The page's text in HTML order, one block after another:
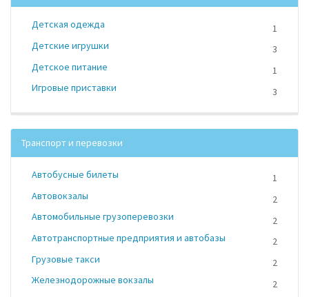
Детская одежда
1
Детские игрушки
3
Детское питание
1
Игровые приставки
3
Транспорт и перевозки
Автобусные билеты
1
Автовокзалы
2
Автомобильные грузоперевозки
2
Автотранспортные предприятия и автобазы
2
Грузовые такси
2
Железнодорожные вокзалы
2